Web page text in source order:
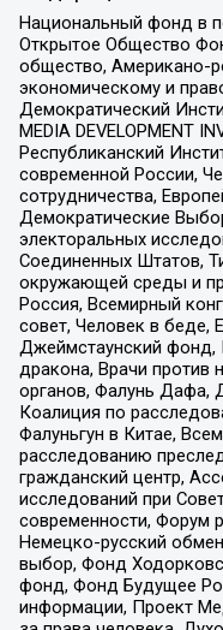
Национальный фонд в
Открытое Общество
общество, Американо-
экономическому и
Демократический
MEDIA DEVELOPMENT
Республиканский
современной России,
сотрудничества,
Демократические
электоральных
Соединенных Штатов,
окружающей среды и
Россия, Всемирный
совет, Человек в беде,
Джеймстаунский фонд,
дракона, Врачи против
органов, Фалунь Дафа,
Коалиция по
Фалуньгун в Китае,
расследованию
гражданский центр,
исследований при
современности, Форум
Немецко-русский
выбор, Фонд
фонд, Фонд Будущее
информации, Проект